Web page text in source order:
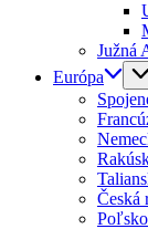
Južná
Európa
Česká
Poľsko